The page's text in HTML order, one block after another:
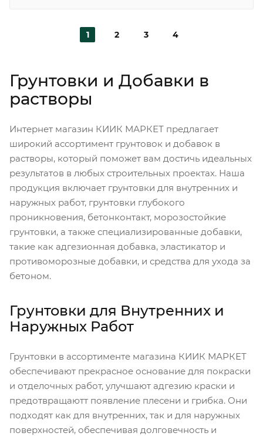
1 2 3 4
Грунтовки и Добавки в
растворы
Интернет магазин КИИК МАРКЕТ предлагает
широкий ассортимент грунтовок и добавок в
растворы, который поможет вам достичь идеальных
результатов в любых строительных проектах. Наша
продукция включает грунтовки для внутренних и
наружных работ, грунтовки глубокого
проникновения, бетонконтакт, морозостойкие
грунтовки, а также специализированные добавки,
такие как адгезионная добавка, эластикатор и
противоморозные добавки, и средства для ухода за
бетоном.
Грунтовки для Внутренних и
Наружных Работ
Грунтовки в ассортименте магазина КИИК МАРКЕТ
обеспечивают прекрасное основание для покраски
и отделочных работ, улучшают адгезию краски и
предотвращаютт появление плесени и грибка. Они
подходят как для внутренних, так и для наружных
поверхностей, обеспечивая долговечность и